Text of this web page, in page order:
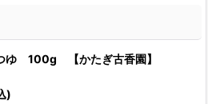
ゆ 100g 【かたぎ古香園】
)